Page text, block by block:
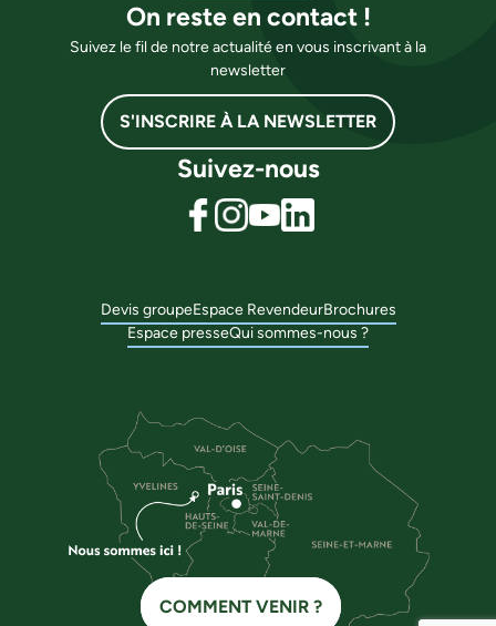
On reste en contact !
Suivez le fil de notre actualité en vous inscrivant à la
newsletter
S'INSCRIRE À LA NEWSLETTER
Suivez-nous
Devis groupeEspace RevendeurBrochures
Espace presseQui sommes-nous ?
COMMENT VENIR ?